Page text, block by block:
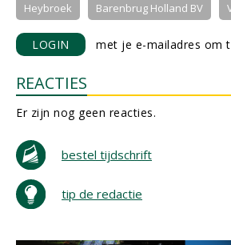
Heybroek Barenbrug Holland BV
LOGIN met je e-mailadres om
REACTIES
Er zijn nog geen reacties.
bestel tijdschrift
tip de redactie